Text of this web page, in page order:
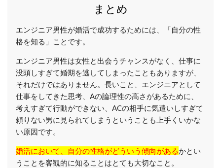
まとめ
エンジニア男性が婚活で成功するためには、「自分の性
格を知る」ことです。
エンジニア男性は女性と出会うチャンスがなく、仕事に
没頭しすぎて婚期を逃してしまったこともありますが、
それだけではありません。長いこと、エンジニアとして
仕事をしてきた思考、Aの論理性の高さがあるために、
考えすぎて行動ができない、ACの相手に気遣いしすぎて
頼りない男に見られてしまうということも上手くいかな
い原因です。
婚活において、自分の性格がどういう傾向があるかとい
うことを客観的に知ることはとても大切なこと。